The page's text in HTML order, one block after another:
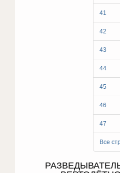
41
42
43
44
45
46
47
Все